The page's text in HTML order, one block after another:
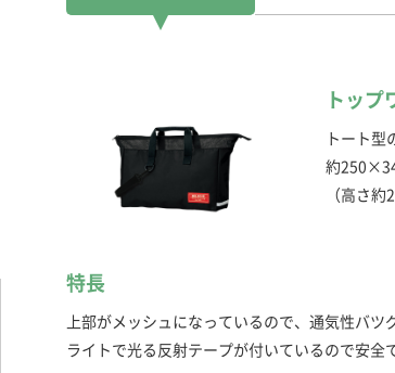
トッ
トート型
約
（高さ約
特長
上部がメッシュになっているので、通気性バツ
ライトで光る反射テープが付いているので安全